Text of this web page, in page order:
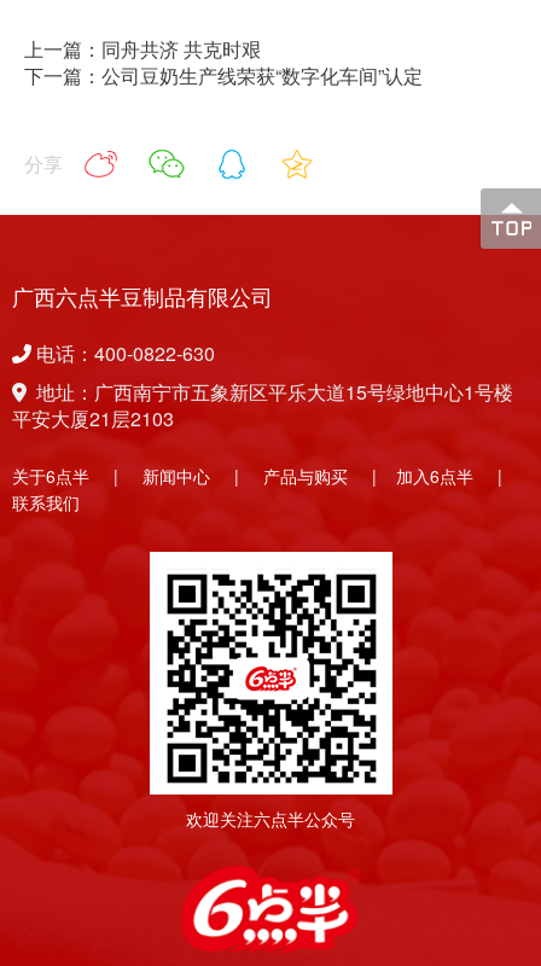
上一篇：同舟共济 共克时艰
下一篇：公司豆奶生产线荣获“数字化车间”认定
分享
广西六点半豆制品有限公司
电话：400-0822-630
地址：广西南宁市五象新区平乐大道15号绿地中心1号楼
平安大厦21层2103
关于6点半 | 新闻中心 | 产品与购买 | 加入6点半 |
联系我们
欢迎关注六点半公众号